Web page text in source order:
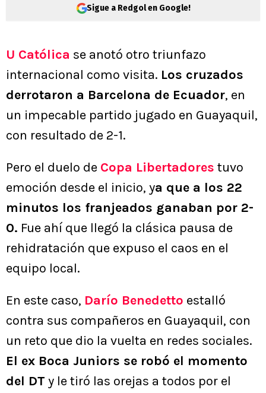
Sigue a Redgol en Google!
U Católica se anotó otro triunfazo
internacional como visita. Los cruzados
derrotaron a Barcelona de Ecuador, en
un impecable partido jugado en Guayaquil,
con resultado de 2-1.
Pero el duelo de Copa Libertadores tuvo
emoción desde el inicio, ya que a los 22
minutos los franjeados ganaban por 2-
0. Fue ahí que llegó la clásica pausa de
rehidratación que expuso el caos en el
equipo local.
En este caso, Darío Benedetto estalló
contra sus compañeros en Guayaquil, con
un reto que dio la vuelta en redes sociales.
El ex Boca Juniors se robó el momento
del DT y le tiró las orejas a todos por el